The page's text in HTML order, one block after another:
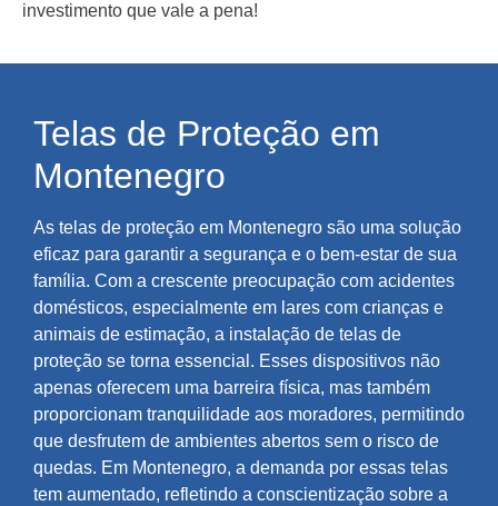
investimento que vale a pena!
Telas de Proteção em
Montenegro
As telas de proteção em Montenegro são uma solução
eficaz para garantir a segurança e o bem-estar de sua
família. Com a crescente preocupação com acidentes
domésticos, especialmente em lares com crianças e
animais de estimação, a instalação de telas de
proteção se torna essencial. Esses dispositivos não
apenas oferecem uma barreira física, mas também
proporcionam tranquilidade aos moradores, permitindo
que desfrutem de ambientes abertos sem o risco de
quedas. Em Montenegro, a demanda por essas telas
tem aumentado, refletindo a conscientização sobre a